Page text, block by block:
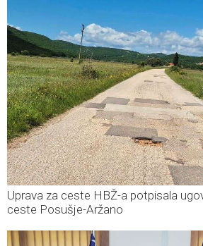
Uprava za ceste HBŽ-a potpisala
ceste Posušje-Aržano